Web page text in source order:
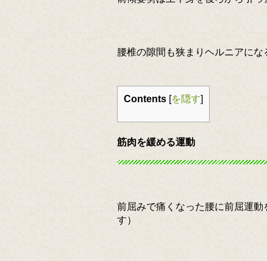
腰椎の隙間も狭まりヘルニアにな
Contents [を隠す]
筋肉を緩める運動
前屈みで痛くなった腰に前屈運
す）